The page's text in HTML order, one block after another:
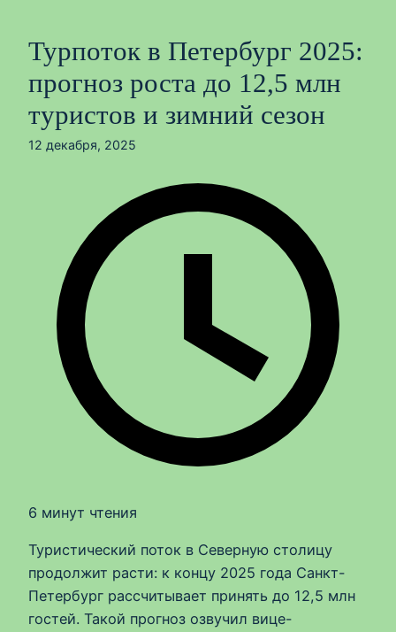
Турпоток в Петербург 2025:
прогноз роста до 12,5 млн
туристов и зимний сезон
12 декабря, 2025
6 минут чтения
Туристический поток в Северную столицу
продолжит расти: к концу 2025 года Санкт-
Петербург рассчитывает принять до 12,5 млн
гостей. Такой прогноз озвучил вице-